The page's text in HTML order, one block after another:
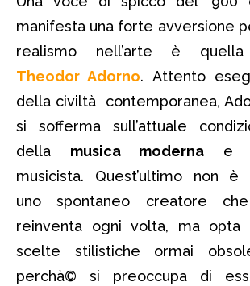
manifesta una forte avversione
realismo nell’arte è
Theodor Adorno. Attento
della civiltà contemporanea,
si sofferma sull’attuale
della musica moderna e
musicista. Quest’ultimo non è
uno spontaneo creatore
reinventa ogni volta, ma opta
scelte stilistiche ormai
perchà© si preoccupa di